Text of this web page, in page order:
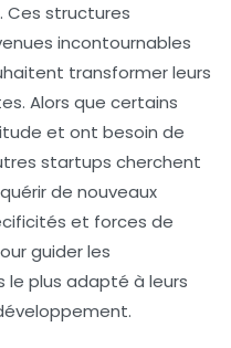
Ces structures
incontournables
transformer leurs
Alors que certains
et ont besoin de
startups cherchent
de nouveaux
et forces de
guider les
le plus adapté à leurs